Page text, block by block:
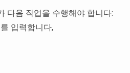
다음 작업을 수행해야 합니다:
입력합니다,